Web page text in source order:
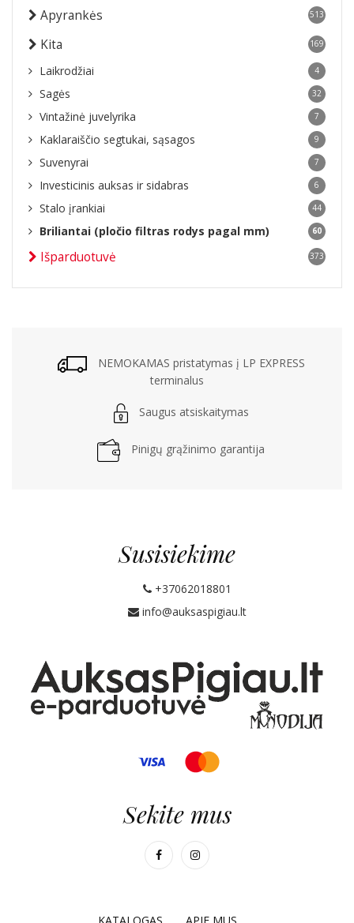
Apyrankės 513
Kita 169
Laikrodžiai 4
Sagės 32
Vintažinė juvelyrika 7
Kaklaraiščio segtukai, sąsagos 9
Suvenyrai 7
Investicinis auksas ir sidabras 6
Stalo įrankiai 44
Briliantai (pločio filtras rodys pagal mm) 60
Išparduotuvė 373
NEMOKAMAS pristatymas į LP EXPRESS
terminalus
Saugus atsiskaitymas
Pinigų grąžinimo garantija
Susisiekime
+37062018801
info@auksaspigiau.lt
Sekite mus
KATALOGAS APIE MUS